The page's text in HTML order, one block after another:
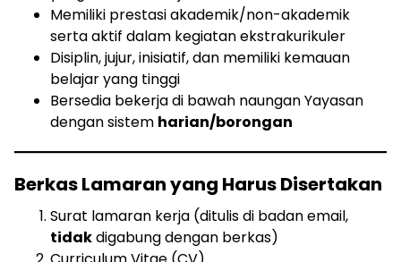
Memiliki prestasi akademik/non-akademik
serta aktif dalam kegiatan ekstrakurikuler
Disiplin, jujur, inisiatif, dan memiliki kemauan
belajar yang tinggi
Bersedia bekerja di bawah naungan Yayasan
dengan sistem harian/borongan
Berkas Lamaran yang Harus Disertakan
Surat lamaran kerja (ditulis di badan email,
tidakdigabung dengan berkas)